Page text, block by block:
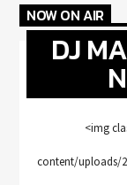
NOW ON AIR
DJ
<img
content/uploads/